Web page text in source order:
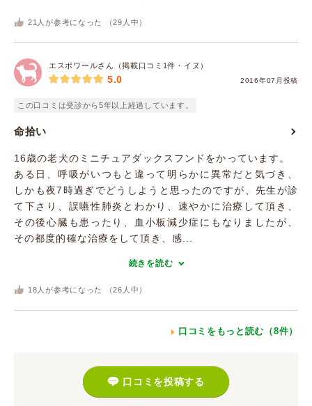
21 人が参考になった （29 人中）
エスポワールさん（掲載口コミ1件・イヌ）
2016年07月投稿
5.0
この口コミは受診から5年以上経過しています。
命拾い
16歳の老犬のミニチュアダックスフンドをかっています。
ある日、呼吸がいつもと違って明らかに異常だと気づき、
しかも夜7時過ぎでどうしようと思ったのですが、先生が診
て下さり、誤嚥性肺炎とわかり、速やかに治療して頂き、
その後心臓も患ったり、血小板減少症にもなりましたが、
その都度的確な治療をして頂き、感...
続きを読む
18 人が参考になった （26 人中）
口コミをもっと読む（8件）
口コミを投稿する